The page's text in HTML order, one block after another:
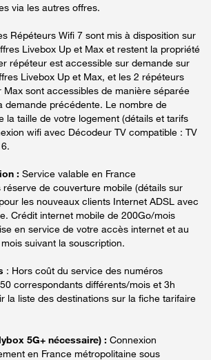
via les autres offres.
Répéteurs Wifi 7 sont mis à disposition sur
Livebox Up et Max et restent la propriété
répéteur est accessible sur demande sur
Livebox Up et Max, et les 2 répéteurs
Max sont accessibles de manière séparée
demande précédente. Le nombre de
la taille de votre logement (détails et tarifs
wifi avec Décodeur TV compatible : TV
: Service valable en France
de couverture mobile (détails sur
les nouveaux clients Internet ADSL avec
Crédit internet mobile de 200Go/mois
en service de votre accès internet et au
suivant la souscription.
: Hors coût du service des numéros
correspondants différents/mois et 3h
la liste des destinations sur la fiche tarifaire
5G+ nécessaire) : Connexion
en France métropolitaine sous